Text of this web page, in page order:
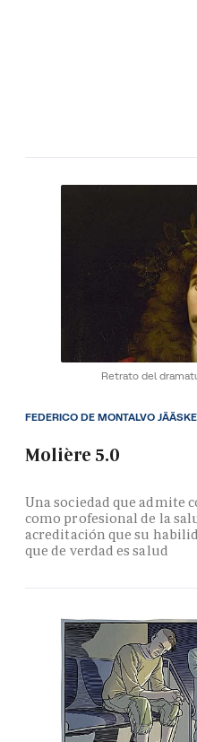
Retrato del
Molière 5.0
Una sociedad que admite
como profesional de la
acreditación que su
que de verdad es salud
FEDERICO DE MONTALVO